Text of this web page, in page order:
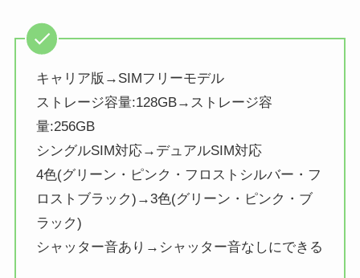
キャリア版→SIMフリーモデル
ストレージ容量:128GB→ストレージ容
量:256GB
シングルSIM対応→デュアルSIM対応
4色(グリーン・ピンク・フロストシルバー・フ
ロストブラック)→3色(グリーン・ピンク・ブ
ラック)
シャッター音あり→シャッター音なしにできる